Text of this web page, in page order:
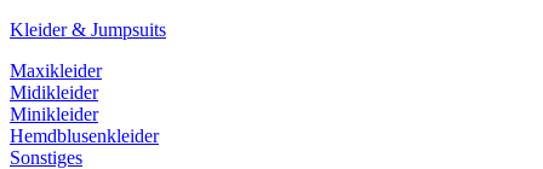
Kleider & Jumpsuits
Maxikleider
Midikleider
Minikleider
Hemdblusenkleider
Sonstiges